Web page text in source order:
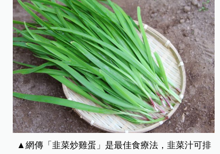
▲網傳「韭菜炒雞蛋」是最佳食療法，韭菜汁可排